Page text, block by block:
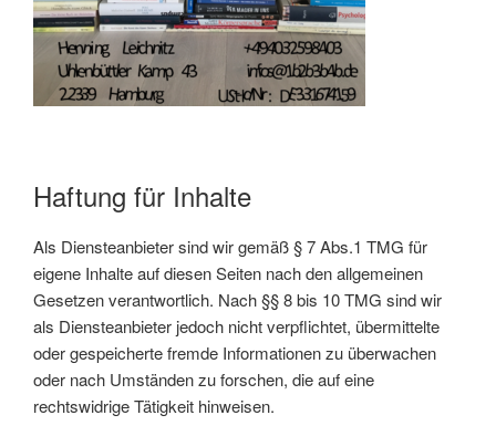
Haftung für Inhalte
Als Diensteanbieter sind wir gemäß § 7 Abs.1 TMG für
eigene Inhalte auf diesen Seiten nach den allgemeinen
Gesetzen verantwortlich. Nach §§ 8 bis 10 TMG sind wir
als Diensteanbieter jedoch nicht verpflichtet, übermittelte
oder gespeicherte fremde Informationen zu überwachen
oder nach Umständen zu forschen, die auf eine
rechtswidrige Tätigkeit hinweisen.